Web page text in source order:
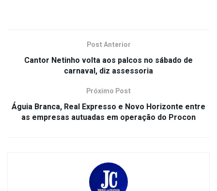
Post Anterior
Cantor Netinho volta aos palcos no sábado de
carnaval, diz assessoria
Próximo Post
Águia Branca, Real Expresso e Novo Horizonte entre
as empresas autuadas em operação do Procon